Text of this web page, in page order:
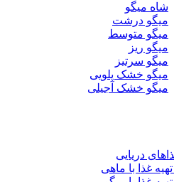
شاه میگو
میگو درشت
میگو متوسط
میگو ریز
میگو سرتیز
میگو خشک پلویی
میگو خشک آجیلی
دریایی
غذا با ماهی